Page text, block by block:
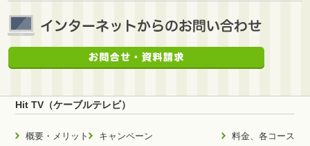
Hit TV（ケーブルテレビ）
概要・メリット 料金、各コース
キャンペーン